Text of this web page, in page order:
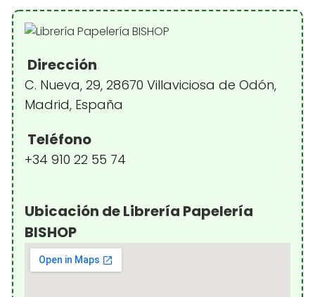
Dirección
C. Nueva, 29, 28670 Villaviciosa de Odón,
Madrid, España
Teléfono
+34 910 22 55 74
Ubicación de Librería Papelería
BISHOP